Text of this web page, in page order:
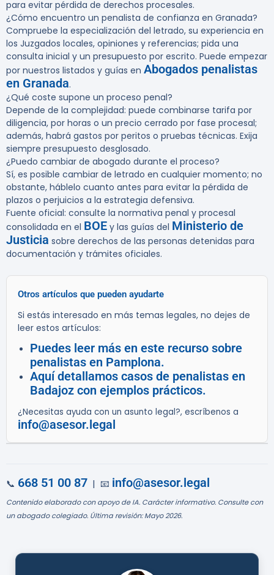
para evitar pérdida de derechos procesales.
¿Cómo encuentro un penalista de confianza en Granada?
Compruebe la especialización del letrado, su experiencia en
los Juzgados locales, opiniones y referencias; pida una
consulta inicial y un presupuesto por escrito. Puede empezar
por nuestros listados y guías en Abogados penalistas
en Granada.
¿Qué coste supone un proceso penal?
Depende de la complejidad: puede combinarse tarifa por
diligencia, por horas o un precio cerrado por fase procesal;
además, habrá gastos por peritos o pruebas técnicas. Exija
siempre presupuesto desglosado.
¿Puedo cambiar de abogado durante el proceso?
Sí, es posible cambiar de letrado en cualquier momento; no
obstante, háblelo cuanto antes para evitar la pérdida de
plazos o perjuicios a la estrategia defensiva.
Fuente oficial: consulte la normativa penal y procesal
consolidada en el BOE y las guías del Ministerio de
Justicia sobre derechos de las personas detenidas para
documentación y trámites oficiales.
Otros artículos que pueden ayudarte
Si estás interesado en más temas legales, no dejes de
leer estos artículos:
Puedes leer más en este recurso sobre
penalistas en Pamplona.
Aquí detallamos casos de penalistas en
Badajoz con ejemplos prácticos.
¿Necesitas ayuda con un asunto legal?, escríbenos a
info@asesor.legal
📞 668 51 00 87 | 📧 info@asesor.legal
Contenido elaborado con apoyo de IA. Carácter informativo. Consulte con
un abogado colegiado. Última revisión: Mayo 2026.